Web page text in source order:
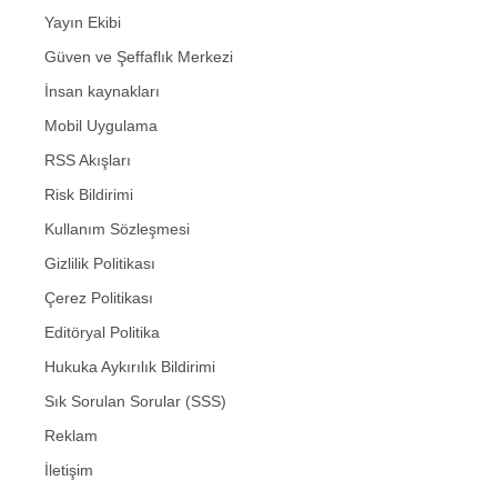
Yayın Ekibi
Güven ve Şeffaflık Merkezi
İnsan kaynakları
Mobil Uygulama
RSS Akışları
Risk Bildirimi
Kullanım Sözleşmesi
Gizlilik Politikası
Çerez Politikası
Editöryal Politika
Hukuka Aykırılık Bildirimi
Sık Sorulan Sorular (SSS)
Reklam
İletişim